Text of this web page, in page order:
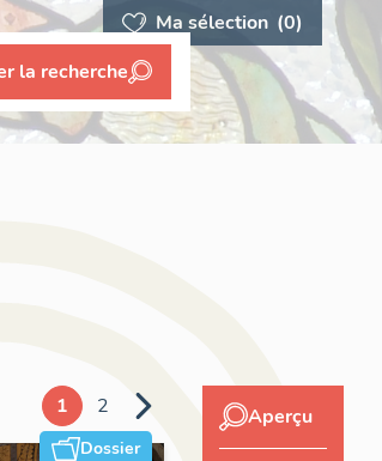
Ma sélection (0)
la recherche
1 2
Dossier
Aperçu